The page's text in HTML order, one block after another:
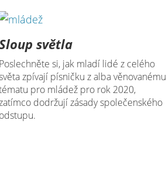
světla
Poslechněte si, jak mladí lidé z celého
zpívají písničku z alba věnovanému
pro mládež pro rok 2020,
dodržují zásady společenského
odstupu.